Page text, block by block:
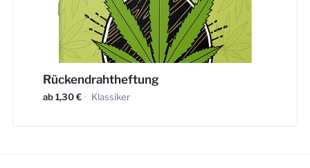
Rückendrahtheftung
ab 1,30 € · Klassiker